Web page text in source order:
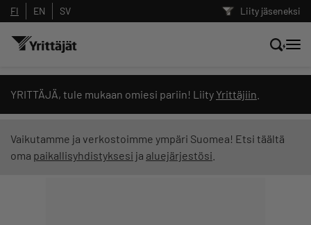
Liity jäseneksi
FI EN SV
YRITTÄJÄ, tule mukaan omiesi pariin! Liity Yrittäjiin
Vaikutamme ja verkostoimme ympäri Suomea! Etsi täältä
oma paikallisyhdistyksesi ja aluejärjestösi
Hae sivustolta tai kysy suoraan
Yrittäjien tekoälyltä